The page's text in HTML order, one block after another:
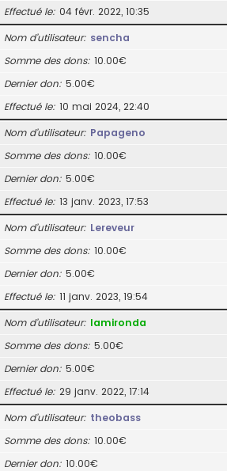
Effectué le 04 févr. 2022, 10:35
Nom d’utilisateur sencha
Somme des dons 10.00€
Dernier don 5.00€
Effectué le 10 mai 2024, 22:40
Nom d’utilisateur Papageno
Somme des dons 10.00€
Dernier don 5.00€
Effectué le 13 janv. 2023, 17:53
Nom d’utilisateur Lereveur
Somme des dons 10.00€
Dernier don 5.00€
Effectué le 11 janv. 2023, 19:54
Nom d’utilisateur lamironda
Somme des dons 5.00€
Dernier don 5.00€
Effectué le 29 janv. 2022, 17:14
Nom d’utilisateur theobass
Somme des dons 10.00€
Dernier don 10.00€